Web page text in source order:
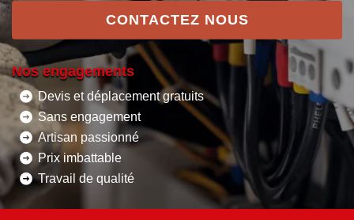
CONTACTEZ NOUS
Nos engagements
Devis et déplacement gratuits
Sans engagement
Artisan passionné
Prix imbattable
Travail de qualité